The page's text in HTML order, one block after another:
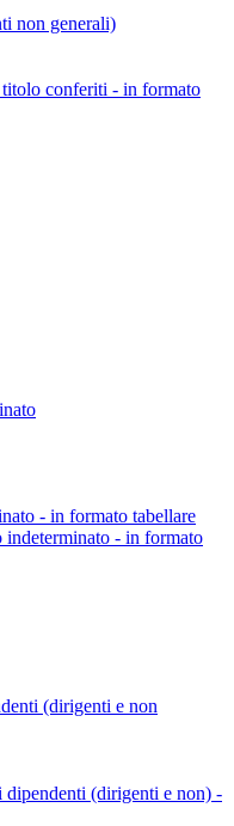
non generali)
conferiti - in formato
- in formato tabellare
indeterminato - in formato
(dirigenti e non
(dirigenti e non) -